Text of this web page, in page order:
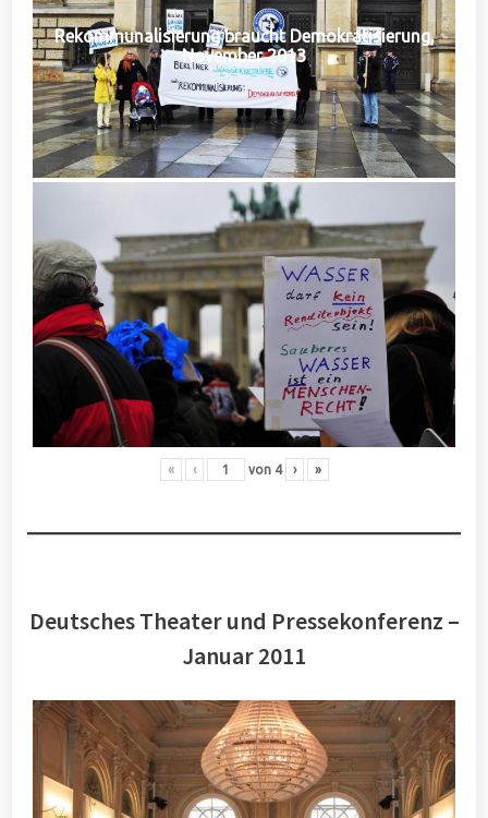
Rekommunalisierung braucht Demokratisierung,
November 2013
« ‹ von 4 › »
Deutsches Theater und Pressekonferenz –
Januar 2011